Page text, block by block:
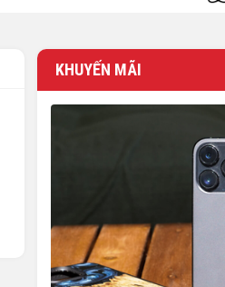
KHUYẾN MÃI